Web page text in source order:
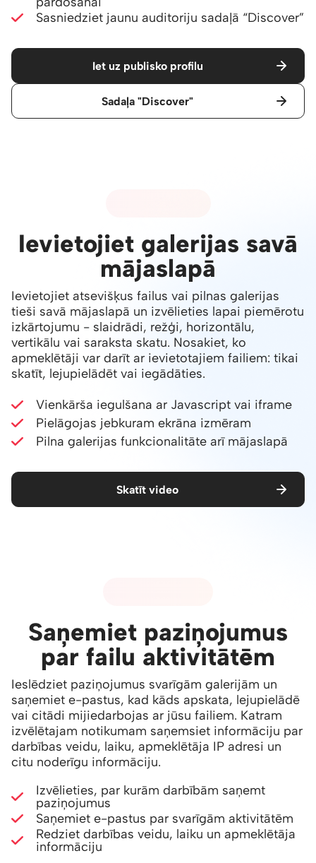
Sasniedziet jaunu auditoriju sadaļā “Discover”
Iet uz publisko profilu
Sadaļa "Discover"
Ievietojiet galerijas savā
mājaslapā
Ievietojiet atsevišķus failus vai pilnas galerijas
tieši savā mājaslapā un izvēlieties lapai piemērotu
izkārtojumu - slaidrādi, režģi, horizontālu,
vertikālu vai saraksta skatu. Nosakiet, ko
apmeklētāji var darīt ar ievietotajiem failiem: tikai
skatīt, lejupielādēt vai iegādāties.
Vienkārša iegulšana ar Javascript vai iframe
Pielāgojas jebkuram ekrāna izmēram
Pilna galerijas funkcionalitāte arī mājaslapā
Skatīt video
Saņemiet paziņojumus
par failu aktivitātēm
Ieslēdziet paziņojumus svarīgām galerijām un
saņemiet e-pastus, kad kāds apskata, lejupielādē
vai citādi mijiedarbojas ar jūsu failiem. Katram
izvēlētajam notikumam saņemsiet informāciju par
darbības veidu, laiku, apmeklētāja IP adresi un
citu noderīgu informāciju.
Izvēlieties, par kurām darbībām saņemt
paziņojumus
Saņemiet e-pastus par svarīgām aktivitātēm
Redziet darbības veidu, laiku un apmeklētāja
informāciju